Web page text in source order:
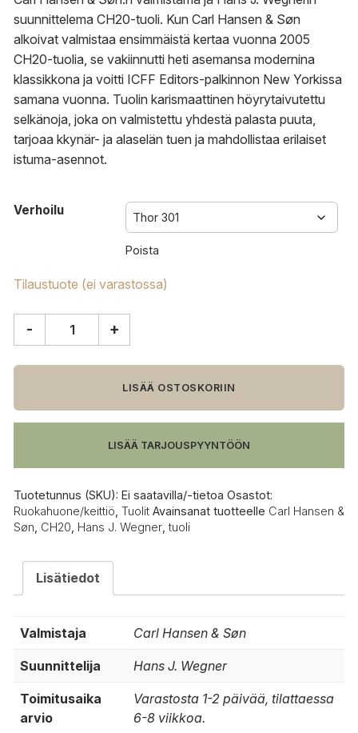
suunnittelema CH20-tuoli. Kun Carl Hansen & Søn
alkoivat valmistaa ensimmäistä kertaa vuonna 2005
CH20-tuolia, se vakiinnutti heti asemansa modernina
klassikkona ja voitti ICFF Editors-palkinnon New Yorkissa
samana vuonna. Tuolin karismaattinen höyrytaivutettu
selkänoja, joka on valmistettu yhdestä palasta puuta,
tarjoaa kkynär- ja alaselän tuen ja mahdollistaa erilaiset
istuma-asennot.
Verhoilu
Poista
Tilaustuote (ei varastossa)
&
CH20
tuoli,
määrä
- +
LISÄÄ OSTOSKORIIN
LISÄÄ TARJOUSPYYNTÖÖN
Tuotetunnus (SKU): Ei saatavilla/-tietoa Osastot:
Ruokahuone/keittiö Tuolit Avainsanat tuotteelle Carl Hansen &
Søn CH20 Hans J. Wegner ,tuoli
Lisätiedot
Valmistaja Carl Hansen & Søn
Suunnittelija Hans J. Wegner
Toimitusaika
arvio
Varastosta 1-2 päivää, tilattaessa
6-8 viikkoa.